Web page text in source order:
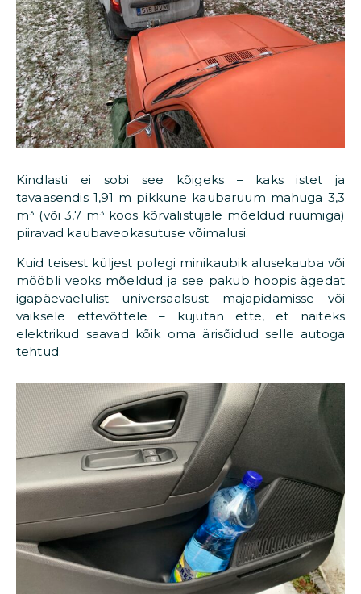
Kindlasti ei sobi see kõigeks – kaks istet ja
tavaasendis 1,91 m pikkune kaubaruum mahuga 3,3
m³ (või 3,7 m³ koos kõrvalistujale mõeldud ruumiga)
piiravad kaubaveokasutuse võimalusi.
Kuid teisest küljest polegi minikaubik alusekauba või
mööbli veoks mõeldud ja see pakub hoopis ägedat
igapäevaelulist universaalsust majapidamisse või
väiksele ettevõttele – kujutan ette, et näiteks
elektrikud saavad kõik oma ärisõidud selle autoga
tehtud.